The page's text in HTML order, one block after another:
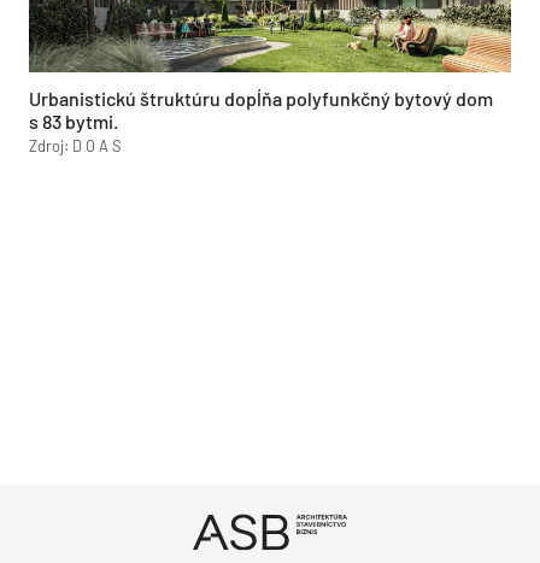
Urbanistickú štruktúru dopĺňa polyfunkčný bytový dom
s 83 bytmi.
Zdroj: D O A S